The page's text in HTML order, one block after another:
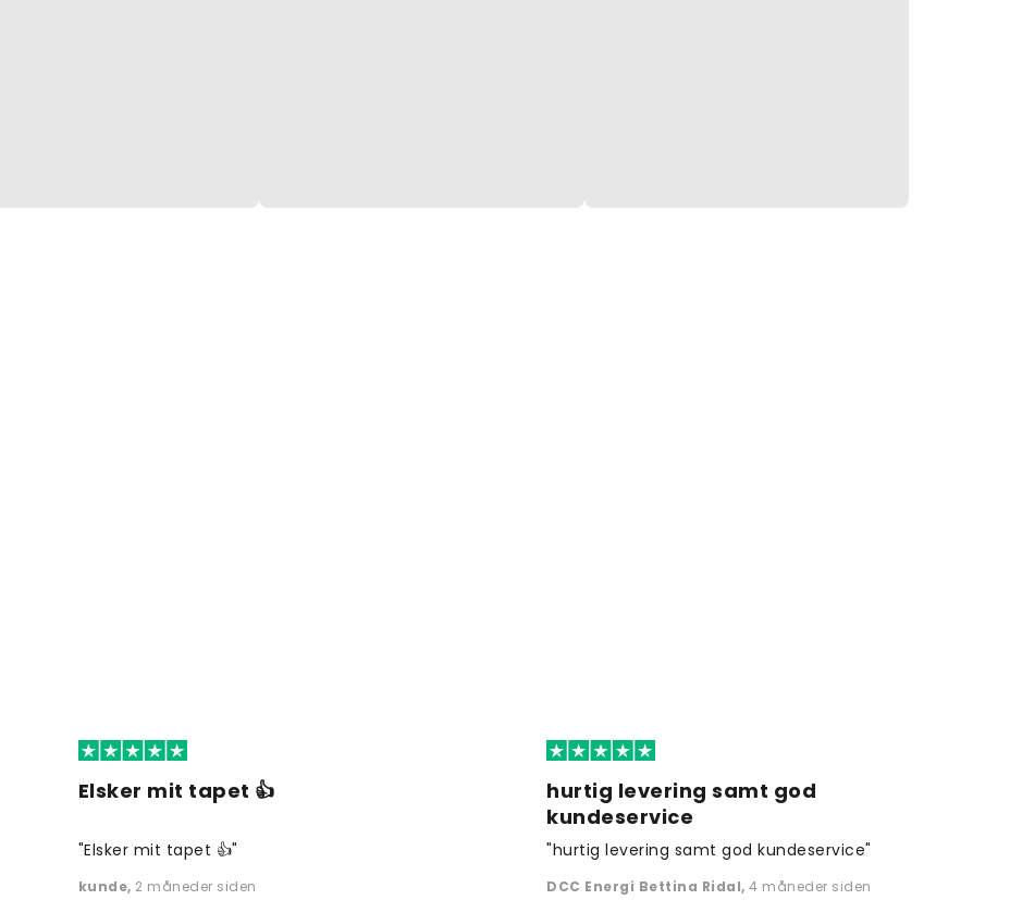
Elsker mit tapet 👍
"Elsker mit tapet 👍"
kunde, 2 måneder siden
hurtig levering samt god
kundeservice
"hurtig levering samt god kundeservice"
DCC Energi Bettina Ridal, 4 måneder siden